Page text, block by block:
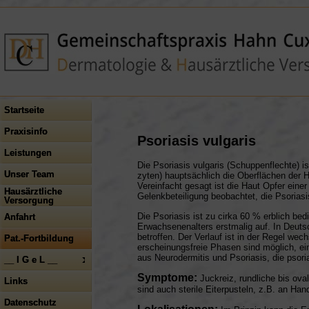
Startseite
Praxisinfo
Leistungen
Unser Team
Hausärztliche
Versorgung
Anfahrt
Pat.-Fortbildung
__ I G e L __
Links
Datenschutz
Psoriasis vulgaris
Die Psoriasis vulgaris (Schuppenflechte)
zyten) hauptsächlich die Oberflächen der
Vereinfacht gesagt ist die Haut Opfer einer
Gelenkbeteiligung beobachtet, die
Die Psoriasis ist zu cirka 60 % erblich
Erwachsenenalters erstmalig auf. In
betroffen. Der Verlauf ist in der Regel
erscheinungsfreie Phasen sind möglich,
aus Neurodermitis und Psoriasis, die
Symptome: Juckreiz, rundliche bis
sind auch sterile Eiterpusteln, z.B. an